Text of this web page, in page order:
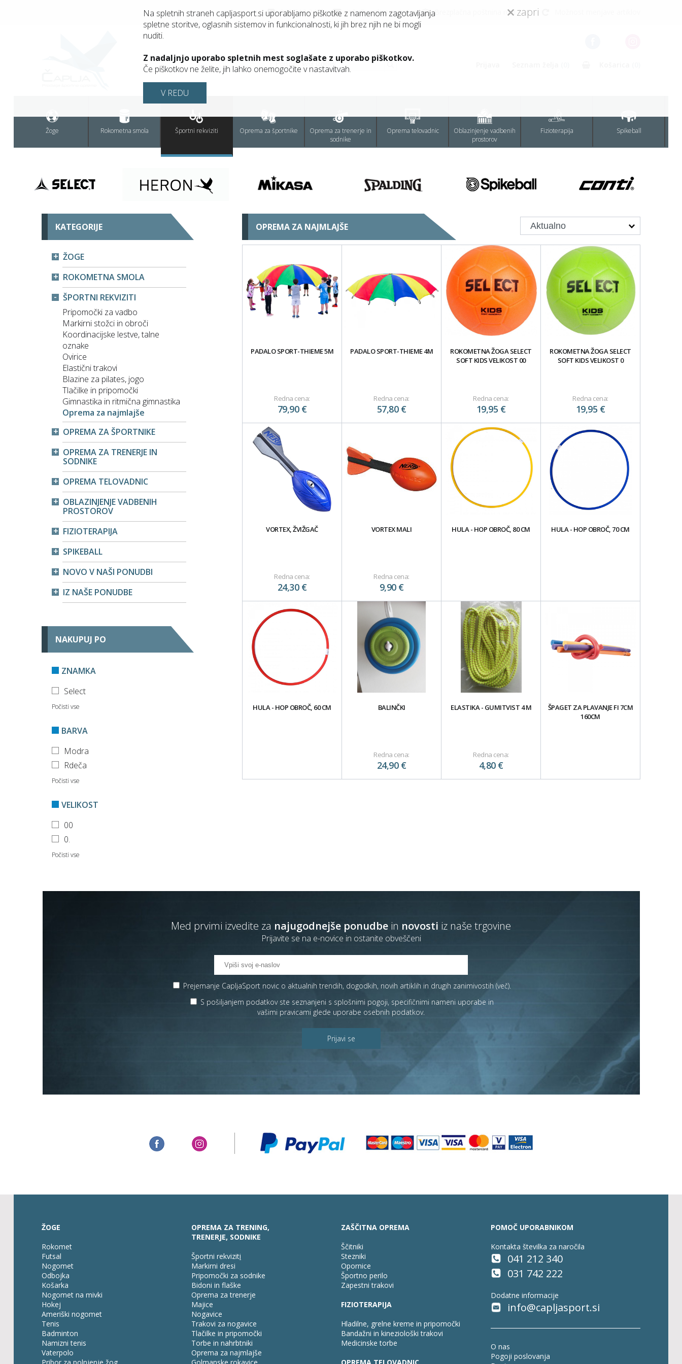
041 212 340 info@capljasport.si Brezplačna poštnina nad 80€
Žoge Rokometna smola Športni rekviziti Oprema za športnike
Oprema za trenerje in
sodnike
Oprema telovadnic
Oblazinjenje vadbenih
prostorov
Fizioterapija Spikeball
KATEGORIJE
ŽOGE
ROKOMETNA SMOLA
ŠPORTNI REKVIZITI
Pripomočki za vadbo
Markirni stožci in obroči
Koordinacijske lestve, talne
oznake
Ovirice
Elastični trakovi
Blazine za pilates, jogo
Tlačilke in pripomočki
Gimnastika in ritmična gimnastika
Oprema za najmlajše
OPREMA ZA ŠPORTNIKE
OPREMA ZA TRENERJE IN
SODNIKE
OPREMA TELOVADNIC
OBLAZINJENJE VADBENIH
PROSTOROV
FIZIOTERAPIJA
SPIKEBALL
NOVO V NAŠI PONUDBI
IZ NAŠE PONUDBE
NAKUPUJ PO
ZNAMKA
Select
Počisti vse
BARVA
Modra
Rdeča
Počisti vse
VELIKOST
00
0.
Počisti vse
OPREMA ZA NAJMLAJŠE
PADALO SPORT-THIEME 5M
Redna cena:
79,90 €
PADALO SPORT-THIEME 4M
Redna cena:
57,80 €
ROKOMETNA ŽOGA SELECT
SOFT KIDS VELIKOST 00
Redna cena:
19,95 €
ROKOMETNA ŽOGA SELECT
SOFT KIDS VELIKOST 0
Redna cena:
19,95 €
VORTEX, ŽVIŽGAČ
Redna cena:
24,30 €
VORTEX MALI
Redna cena:
9,90 €
HULA - HOP OBROČ, 80 CM HULA - HOP OBROČ, 70 CM
HULA - HOP OBROČ, 60 CM BALINČKI
Redna cena:
24,90 €
ELASTIKA - GUMITVIST 4 M
Redna cena:
4,80 €
ŠPAGET ZA PLAVANJE FI 7CM
160CM
Med prvimi izvedite za najugodnejše ponudbe in novosti iz naše trgovine
Prijavite se na e-novice in ostanite obveščeni
Prejemanje CapljaSport novic o aktualnih trendih, dogodkih, novih artiklih in drugih zanimivostih (več).
S pošiljanjem podatkov ste seznanjeni s splošnimi pogoji, specifičnimi nameni uporabe in
vašimi pravicami glede uporabe osebnih podatkov.
Prijavi se
ŽOGE
Rokomet
Futsal
Nogomet
Odbojka
Košarka
Nogomet na mivki
Hokej
Ameriški nogomet
Tenis
Badminton
Namizni tenis
Vaterpolo
OPREMA ZA TRENING,
TRENERJE, SODNIKE
Športni rekviziti
Markirni dresi
Pripomočki za sodnike
Bidoni in flaške
Oprema za trenerje
Majice
Nogavice
Trakovi za nogavice
Tlačilke in pripomočki
Torbe in nahrbtniki
Oprema za najmlajše
ZAŠČITNA OPREMA
Ščitniki
Stezniki
Opornice
Športno perilo
Zapestni trakovi
FIZIOTERAPIJA
Hladilne, grelne kreme in pripomočki
Bandažni in kineziološki trakovi
Medicinske torbe
POMOČ UPORABNIKOM
Kontakta številka za naročila
041 212 340
031 742 222
Dodatne informacije
info@capljasport.si
O nas
Pogoji poslovanja
zapri
Na spletnih straneh capljasport.si uporabljamo piškotke z namenom zagotavljanja
spletne storitve, oglasnih sistemov in funkcionalnosti, ki jih brez njih ne bi mogli
nuditi.
Z nadaljnjo uporabo spletnih mest soglašate z uporabo piškotkov.
Če piškotkov ne želite, jih lahko onemogočite v nastavitvah.
V REDU